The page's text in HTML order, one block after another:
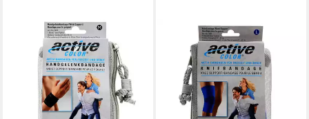
BORT GMBH
Handgelenkbandage BORT
ActiveColor
Handgelenkbandage M
schwarz, 1 Stück
15,19 €
BORT GMBH
Handgelenkbandage BORT
ActiveColor Kniebandage L
blau, 1 St
17,99 €
lieferbar - in 4-5 Werktagen bei dir